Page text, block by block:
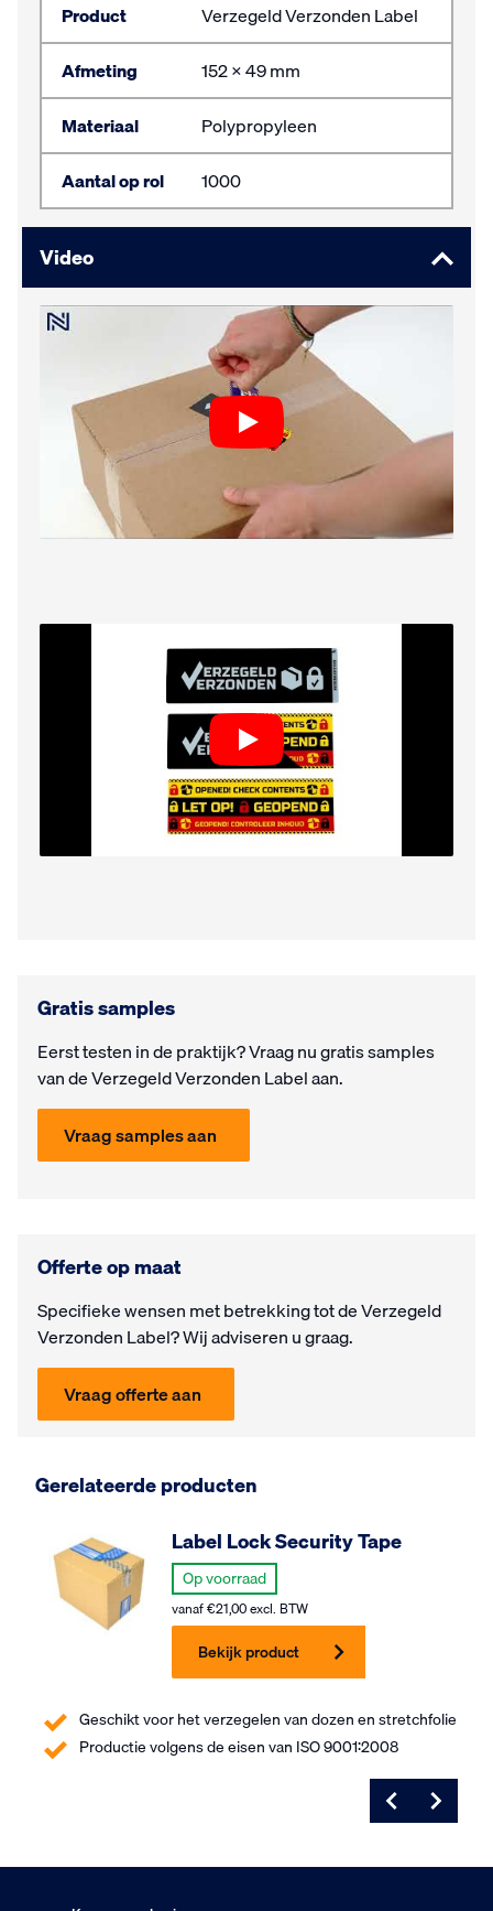
Product
Verzegeld Verzonden Label
Afmeting
152 x 49 mm
Materiaal
Polypropyleen
Aantal op rol
1000
Video
Gratis samples
Eerst testen in de prak­tijk? Vraag nu gra­tis samples
van de Verzegeld Verzonden Label aan.
Vraag samples aan
Offerte op maat
Specifieke wensen met be­trek­king tot de Verzegeld
Verzonden Label? Wij ad­vi­seren u graag.
Vraag offerte aan
Gerelateerde producten
Geschikt voor het verzegelen van dozen en stretchfolie
Productie volgens de eisen van ISO 9001:2008
Label Lock Security Tape
Op voorraad
vanaf€21,00excl. BTW
Bekijk product
9
Klanten geven ons